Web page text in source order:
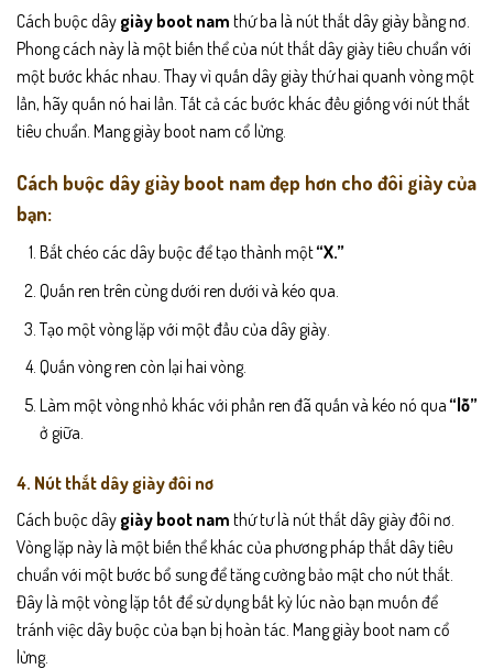
Cách buộc dây giày boot nam thứ ba là nút thắt dây giày bằng nơ.
Phong cách này là một biến thể của nút thắt dây giày tiêu chuẩn với
một bước khác nhau. Thay vì quấn dây giày thứ hai quanh vòng một
lần, hãy quấn nó hai lần. Tất cả các bước khác đều giống với nút thắt
tiêu chuẩn. Mang giày boot nam cổ lửng.
Cách buộc dây giày boot nam đẹp hơn cho đôi giày của
bạn:
Bắt chéo các dây buộc để tạo thành một“X.”
Quấn ren trên cùng dưới ren dưới và kéo qua.
Tạo một vòng lặp với một đầu của dây giày.
Quấn vòng ren còn lại hai vòng.
Làm một vòng nhỏ khác với phần ren đã quấn và kéo nó qua “lỗ”
ở giữa.
4. Nút thắt dây giày đôi nơ
Cách buộc dây giày boot nam thứ tư là nút thắt dây giày đôi nơ.
Vòng lặp này là một biến thể khác của phương pháp thắt dây tiêu
chuẩn với một bước bổ sung để tăng cường bảo mật cho nút thắt.
Đây là một vòng lặp tốt để sử dụng bất kỳ lúc nào bạn muốn để
tránh việc dây buộc của bạn bị hoàn tác. Mang giày boot nam cổ
lửng.